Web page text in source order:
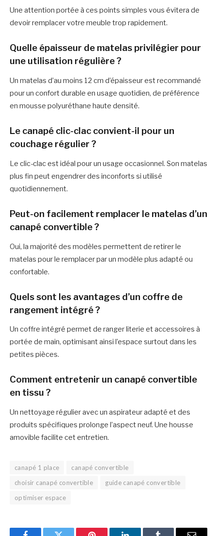
Une attention portée à ces points simples vous évitera de
devoir remplacer votre meuble trop rapidement.
Quelle épaisseur de matelas privilégier pour
une utilisation régulière ?
Un matelas d’au moins 12 cm d’épaisseur est recommandé
pour un confort durable en usage quotidien, de préférence
en mousse polyuréthane haute densité.
Le canapé clic-clac convient-il pour un
couchage régulier ?
Le clic-clac est idéal pour un usage occasionnel. Son matelas
plus fin peut engendrer des inconforts si utilisé
quotidiennement.
Peut-on facilement remplacer le matelas d’un
canapé convertible ?
Oui, la majorité des modèles permettent de retirer le
matelas pour le remplacer par un modèle plus adapté ou
confortable.
Quels sont les avantages d’un coffre de
rangement intégré ?
Un coffre intégré permet de ranger literie et accessoires à
portée de main, optimisant ainsi l’espace surtout dans les
petites pièces.
Comment entretenir un canapé convertible
en tissu ?
Un nettoyage régulier avec un aspirateur adapté et des
produits spécifiques prolonge l’aspect neuf. Une housse
amovible facilite cet entretien.
canapé 1 place
canapé convertible
choisir canapé convertible
guide canapé convertible
optimiser espace